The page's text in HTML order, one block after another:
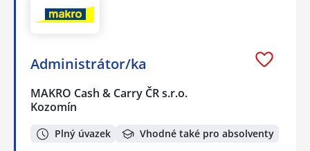
Administrátor/ka
MAKRO Cash & Carry ČR s.r.o.
Kozomín
Plný úvazek Vhodné také pro absolventy